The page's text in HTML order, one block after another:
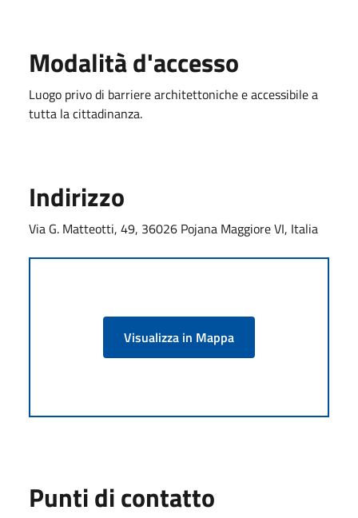
Modalità d'accesso
Luogo privo di barriere architettoniche e accessibile a
tutta la cittadinanza.
Indirizzo
Via G. Matteotti, 49, 36026 Pojana Maggiore VI, Italia
Visualizza in Mappa
Punti di contatto